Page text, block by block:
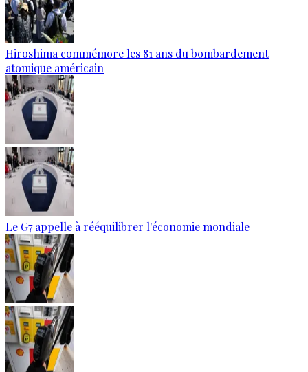
Hiroshima commémore les 81 ans du bombardement
atomique américain
Le G7 appelle à rééquilibrer l'économie mondiale